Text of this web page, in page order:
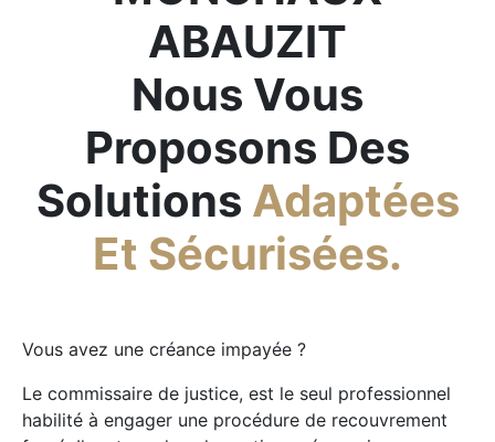
ABAUZIT
Nous Vous
Proposons Des
Solutions Adaptées
Et Sécurisées.
Vous avez une créance impayée ?
Le commissaire de justice, est le seul professionnel
habilité à engager une procédure de recouvrement